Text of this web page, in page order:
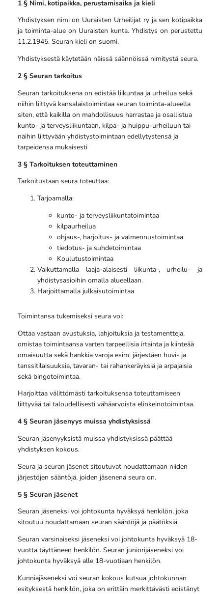
1 § Nimi, kotipaikka, perustamisaika ja kieli
Yhdistyksen nimi on Uuraisten Urheilijat ry ja sen kotipaikka
ja toiminta-alue on Uuraisten kunta. Yhdistys on perustettu
11.2.1945. Seuran kieli on suomi.
Yhdistyksestä käytetään näissä säännöissä nimitystä seura.
2 § Seuran tarkoitus
Seuran tarkoituksena on edistää liikuntaa ja urheilua sekä
niihin liittyvä kansalaistoimintaa seuran toiminta-alueella
siten, että kaikilla on mahdollisuus harrastaa ja osallistua
kunto- ja terveysliikuntaan, kilpa- ja huippu-urheiluun tai
näihin liittyvään yhdistystoimintaan edellytystensä ja
tarpeidensa mukaisesti
3 § Tarkoituksen toteuttaminen
Tarkoitustaan seura toteuttaa:
Tarjoamalla:
kunto- ja terveysliikuntatoimintaa
kilpaurheilua
ohjaus-, harjoitus- ja valmennustoimintaa
tiedotus- ja suhdetoimintaa
Koulutustoimintaa
Vaikuttamalla laaja-alaisesti liikunta-, urheilu- ja
yhdistysasioihin omalla alueellaan.
Harjoittamalla julkaisutoimintaa
Toimintansa tukemiseksi seura voi:
Ottaa vastaan avustuksia, lahjoituksia ja testamentteja,
omistaa toimintaansa varten tarpeellisia irtainta ja kiinteää
omaisuutta sekä hankkia varoja esim. järjestäen huvi- ja
tanssitilaisuuksia, tavaran- tai rahankeräyksiä ja arpajaisia
sekä bingotoimintaa.
Harjoittaa välittömästi tarkoituksensa toteuttamiseen
liittyvää tai taloudellisesti vähäarvoista elinkeinotoimintaa.
4 § Seuran jäsenyys muissa yhdistyksissä
Seuran jäsenyyksistä muissa yhdistyksissä päättää
yhdistyksen kokous.
Seura ja seuran jäsenet sitoutuvat noudattamaan niiden
järjestöjen sääntöjä, joiden jäsenenä seura on.
5 § Seuran jäsenet
Seuran jäseneksi voi johtokunta hyväksyä henkilön, joka
sitoutuu noudattamaan seuran sääntöjä ja päätöksiä.
Seuran varsinaiseksi jäseneksi voi johtokunta hyväksyä 18-
vuotta täyttäneen henkilön. Seuran juniorijäseneksi voi
johtokunta hyväksyä alle 18-vuotiaan henkilön.
Kunniajäseneksi voi seuran kokous kutsua johtokunnan
esityksestä henkilön, joka on erittäin merkittävästi edistänyt